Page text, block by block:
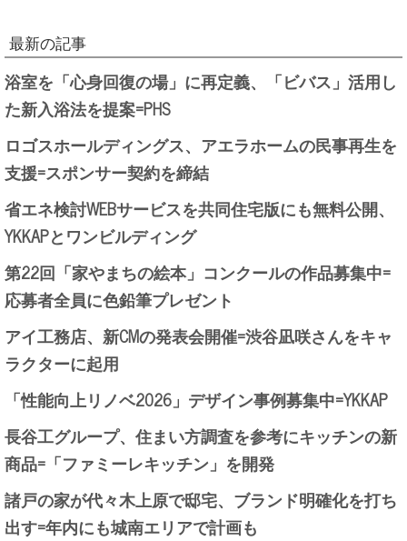
最新の記事
浴室を「心身回復の場」に再定義、「ビバス」活用し
た新入浴法を提案=PHS
ロゴスホールディングス、アエラホームの民事再生を
支援=スポンサー契約を締結
省エネ検討WEBサービスを共同住宅版にも無料公開、
YKKAPとワンビルディング
第22回「家やまちの絵本」コンクールの作品募集中=
応募者全員に色鉛筆プレゼント
アイ工務店、新CMの発表会開催=渋谷凪咲さんをキャ
ラクターに起用
「性能向上リノベ2026」デザイン事例募集中=YKKAP
長谷工グループ、住まい方調査を参考にキッチンの新
商品=「ファミーレキッチン」を開発
諸戸の家が代々木上原で邸宅、ブランド明確化を打ち
出す=年内にも城南エリアで計画も